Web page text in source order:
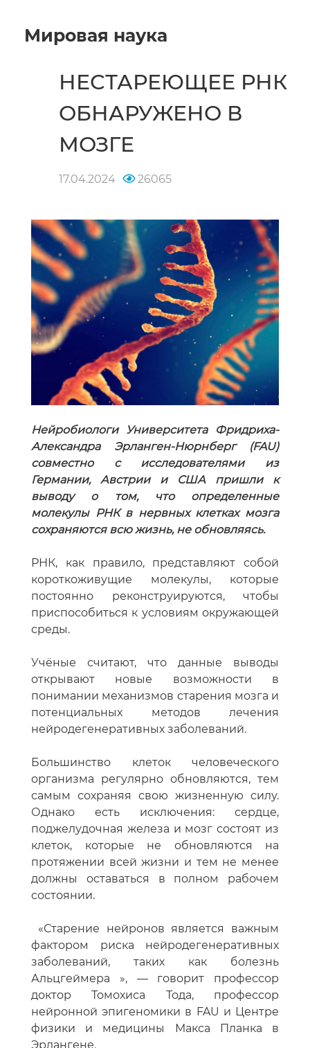
Мировая наука
НЕСТАРЕЮЩЕЕ РНК
ОБНАРУЖЕНО В
МОЗГЕ
17.04.2024 26065
Нейробиологи Университета Фридриха-
Александра Эрланген-Нюрнберг (FAU)
совместно с исследователями из
Германии, Австрии и США пришли к
выводу о том, что определенные
молекулы РНК в нервных клетках мозга
сохраняются всю жизнь, не обновляясь.
РНК, как правило, представляют собой
короткоживущие молекулы, которые
постоянно реконструируются, чтобы
приспособиться к условиям окружающей
среды.
Учёные считают, что данные выводы
открывают новые возможности в
понимании механизмов старения мозга и
потенциальных методов лечения
нейродегенеративных заболеваний.
Большинство клеток человеческого
организма регулярно обновляются, тем
самым сохраняя свою жизненную силу.
Однако есть исключения: сердце,
поджелудочная железа и мозг состоят из
клеток, которые не обновляются на
протяжении всей жизни и тем не менее
должны оставаться в полном рабочем
состоянии.
«Старение нейронов является важным
фактором риска нейродегенеративных
заболеваний, таких как болезнь
Альцгеймера », — говорит профессор
доктор Томохиса Тода, профессор
нейронной эпигеномики в FAU и Центре
физики и медицины Макса Планка в
Эрлангене.